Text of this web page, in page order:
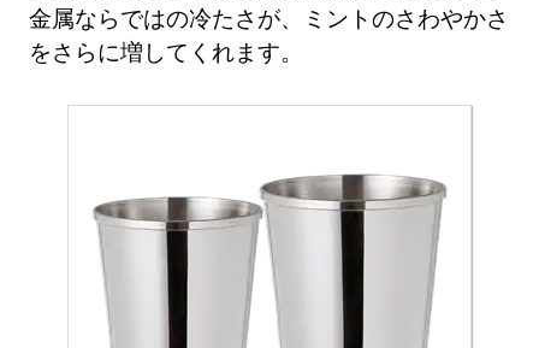
金属ならではの冷たさが、ミントのさわやかさ
をさらに増してくれます。